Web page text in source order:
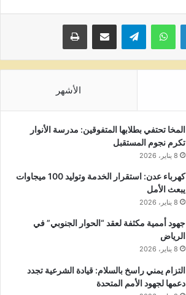
لينكدإن واتساب تيلقرام مشاركة عبر البريد طباعة
الأشهر
المخا تحتفي بطلابها المتفوقين: مدرسة الأنوار
تكرم نجوم المستقبل
8 يناير، 2026
كهرباء عدن: استقرار الخدمة وتوليد 100 ميجاوات
يبعث الأمل
8 يناير، 2026
جهود أممية مكثفة لعقد “الحوار الجنوبي” في
الرياض
8 يناير، 2026
التزام يمني راسخ بالسلام: قيادة الشرعية تجدد
دعمها لجهود الأمم المتحدة